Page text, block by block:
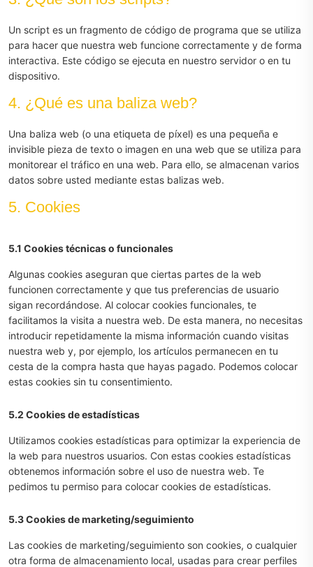
Un script es un fragmento de código de programa que se utiliza
para hacer que nuestra web funcione correctamente y de forma
interactiva. Este código se ejecuta en nuestro servidor o en tu
dispositivo.
4. ¿Qué es una baliza web?
Una baliza web (o una etiqueta de píxel) es una pequeña e
invisible pieza de texto o imagen en una web que se utiliza para
monitorear el tráfico en una web. Para ello, se almacenan varios
datos sobre usted mediante estas balizas web.
5. Cookies
5.1 Cookies técnicas o funcionales
Algunas cookies aseguran que ciertas partes de la web
funcionen correctamente y que tus preferencias de usuario
sigan recordándose. Al colocar cookies funcionales, te
facilitamos la visita a nuestra web. De esta manera, no necesitas
introducir repetidamente la misma información cuando visitas
nuestra web y, por ejemplo, los artículos permanecen en tu
cesta de la compra hasta que hayas pagado. Podemos colocar
estas cookies sin tu consentimiento.
5.2 Cookies de estadísticas
Utilizamos cookies estadísticas para optimizar la experiencia de
la web para nuestros usuarios. Con estas cookies estadísticas
obtenemos información sobre el uso de nuestra web. Te
pedimos tu permiso para colocar cookies de estadísticas.
5.3 Cookies de marketing/seguimiento
Las cookies de marketing/seguimiento son cookies, o cualquier
otra forma de almacenamiento local, usadas para crear perfiles